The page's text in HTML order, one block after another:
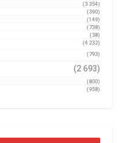
(3 354)
(390)
(149)
(738)
(38)
(4 232)
(793)
(2 693)
(800)
(958)